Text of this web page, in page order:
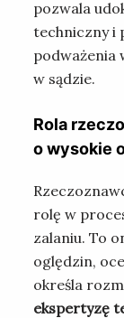
pozwala
techniczny i
podważenia
w sądzie.
Rola
o wysokie
rolę w
zalaniu. To
oględzin,
określa
ekspertyzę